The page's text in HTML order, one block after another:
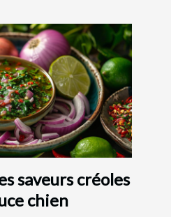
saveurs créoles
chien